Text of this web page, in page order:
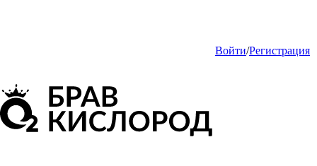
Войти/Регистрация